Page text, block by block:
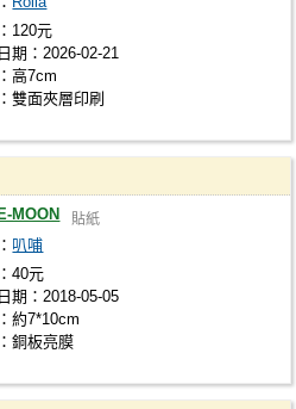
120元
期：2026-02-21
高7cm
雙面夾層印刷
MOON 貼紙
叭哺
40元
期：2018-05-05
約7*10cm
銅板亮膜